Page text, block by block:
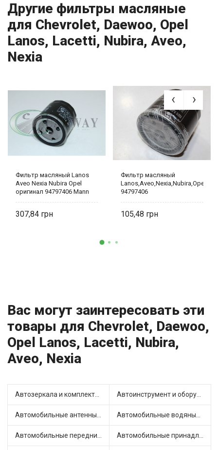
Другие фильтры масляные
для Chevrolet, Daewoo, Opel
Lanos, Lacetti, Nubira, Aveo,
Nexia
Фильтр масляный Lanos
Aveo Nexia Nubira Opel
оригинал 94797406 Mann
307,84
Фильтр масляный
Lanos,Aveo,Nexia,Nubira,Opel
94797406
105,48
Вас могут заинтересовать эти
товары для Chevrolet, Daewoo,
Opel Lanos, Lacetti, Nubira,
Aveo, Nexia
Автозеркала и комплектующие (10) Автоинструмент и оборудование (3)
Автомобильные антенны (1) Автомобильные водяные насосы (17)
Автомобильные передние фары (8) Автомобильные принадлежности и аксессуары (2)